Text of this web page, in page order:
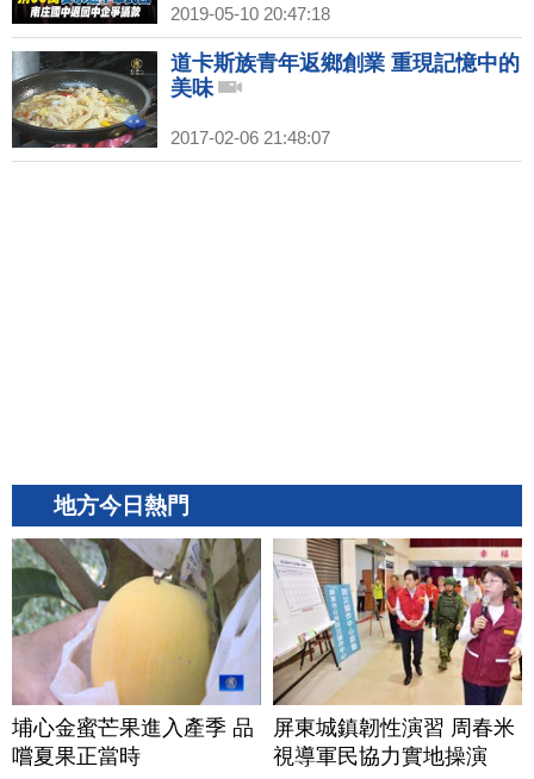
2019-05-10 20:47:18
道卡斯族青年返鄉創業 重現記憶中的
美味
2017-02-06 21:48:07
地方今日熱門
埔心金蜜芒果進入產季 品
嚐夏果正當時
屏東城鎮韌性演習 周春米
視導軍民協力實地操演